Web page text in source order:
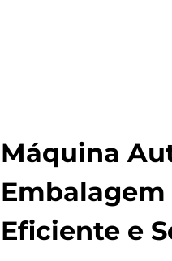
Máquina
Eficiente e